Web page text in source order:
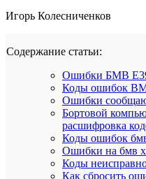
Игорь Колесниченков
Содержание статьи:
Ошибки БМВ
Коды ошибок
Ошибки
Бортовой
расшифровка
Коды ошибок
Ошибки на бмв
Коды
Как сбросить